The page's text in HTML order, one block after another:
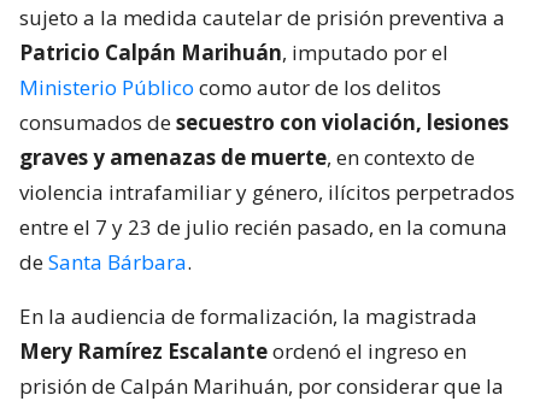
sujeto a la medida cautelar de prisión preventiva a
Patricio Calpán Marihuán, imputado por el
Ministerio Público como autor de los delitos
consumados desecuestro con violación, lesiones
graves y amenazas de muerte, en contexto de
violencia intrafamiliar y género, ilícitos perpetrados
entre el 7 y 23 de julio recién pasado, en la comuna
deSanta Bárbara.
En la audiencia de formalización, la magistrada
Mery Ramírez Escalanteordenó el ingreso en
prisión de Calpán Marihuán, por considerar que la